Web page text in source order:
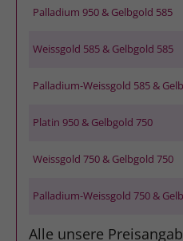
Palladium 950 & Gelbgold 585
Weissgold 585 & Gelbgold 585
Palladium-Weissgold 585 &
Platin 950 & Gelbgold 750
Weissgold 750 & Gelbgold 750
Palladium-Weissgold 750 &
Alle unsere